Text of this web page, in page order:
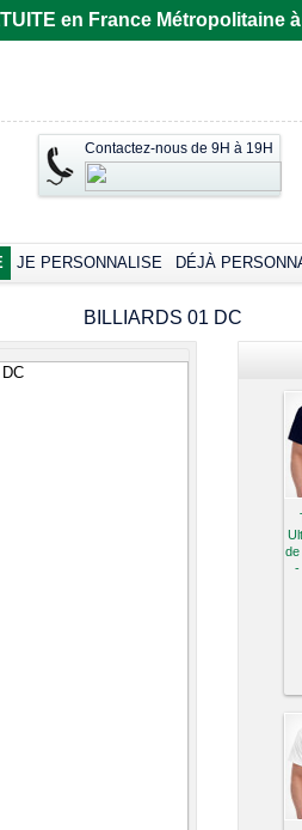
en France
Contactez-nous de 9H à 19H
JE PERSONNALISE DÉJÀ
BILLIARDS 01 DC
products
de
-